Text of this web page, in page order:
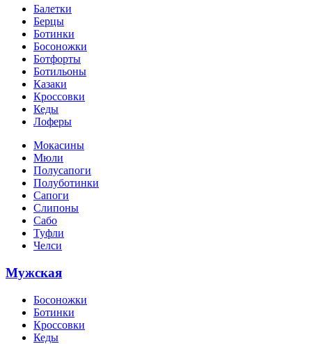
Балетки
Берцы
Ботинки
Босоножки
Ботфорты
Ботильоны
Казаки
Кроссовки
Кеды
Лоферы
Мокасины
Мюли
Полусапоги
Полуботинки
Сапоги
Слипоны
Сабо
Туфли
Челси
Мужская
Босоножки
Ботинки
Кроссовки
Кеды